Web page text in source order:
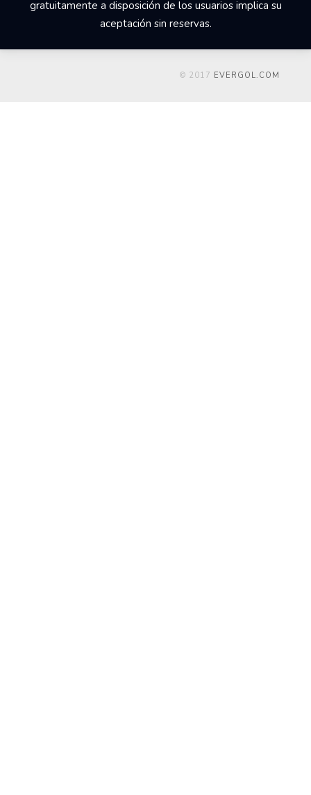
gratuitamente a disposición de los usuarios implica su
aceptación sin reservas.
© 2017 EVERGOL.COM